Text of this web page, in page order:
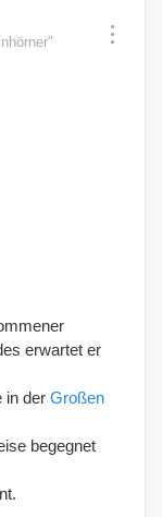
erwartet er
in der Großen
begegnet